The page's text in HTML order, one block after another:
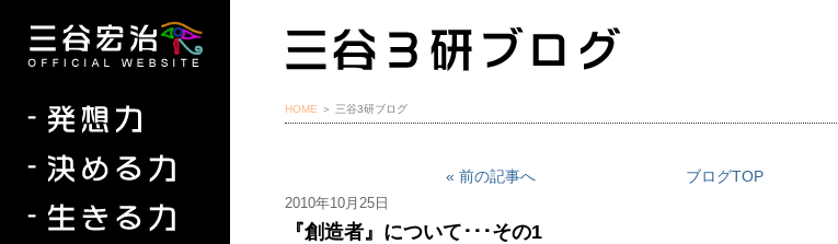
HOME ＞ 三谷3研ブログ
« 前の記事へ ブログTOP
2010年10月25日
『創造者』について･･･その1